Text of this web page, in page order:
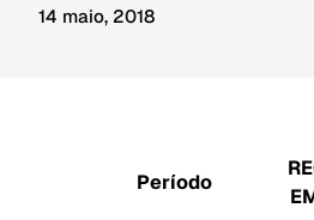
14 maio, 2018
Período